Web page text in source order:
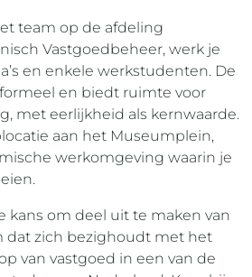
team op de afdeling
Vastgoedbeheer, werk je
en enkele werkstudenten. De
en biedt ruimte voor
met eerlijkheid als kernwaarde.
aan het Museumplein,
werkomgeving waarin je
kans om deel uit te maken van
dat zich bezighoudt met het
van vastgoed in een van de